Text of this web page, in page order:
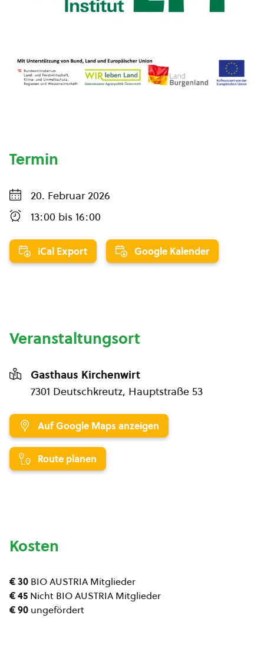
Termin
20. Februar 2026
13:00 bis 16:00
iCal Export Google Kalender
Veranstaltungsort
Gasthaus Kirchenwirt
7301 Deutschkreutz, Hauptstraße 53
Auf Google Maps anzeigen
Route planen
Kosten
€ 30 BIO AUSTRIA Mitglieder
€ 45 Nicht BIO AUSTRIA Mitglieder
€ 90 ungefördert